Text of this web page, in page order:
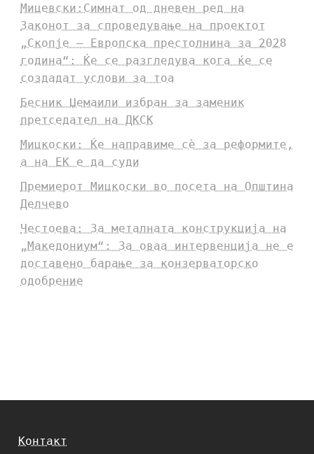
Мицевски:Симнат од дневен ред на
Законот за спроведување на проектот
„Скопје – Европска престолнина за 2028
година“: Ќе се разгледува кога ќе се
создадат услови за тоа
Бесник Џемаили избран за заменик
претседател на ДКСК
Мицкоски: Ќе направиме сè за реформите,
а на ЕК е да суди
Премиерот Мицкоски во посета на Општина
Делчево
Честоева: За металната конструкција на
„Македониум“: За оваа интервенција не е
доставено барање за конзерваторско
одобрение
Контакт